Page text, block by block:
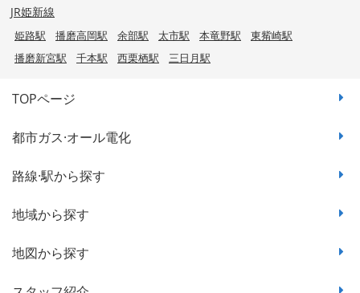
JR姫新線
姫路駅 播磨高岡駅 余部駅 太市駅 本竜野駅
東觜崎駅
播磨新宮駅
千本駅 西栗栖駅 三日月駅
TOPページ
都市ガス·オール電化
路線·駅から探す
地域から探す
地図から探す